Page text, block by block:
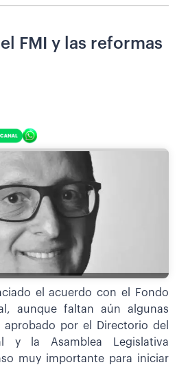
FMI y las reformas
el acuerdo con el Fondo
aunque faltan aún algunas
aprobado por el Directorio del
y la Asamblea Legislativa
muy importante para iniciar